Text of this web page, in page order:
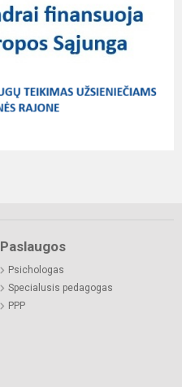
Paslaugos
Psichologas
Specialusis pedagogas
PPP